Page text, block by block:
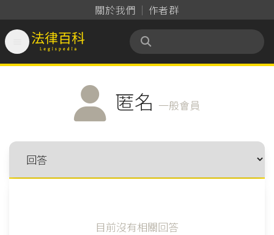
關於我們 作者群
法律百科 Legispedia
匿名 一般會員
目前沒有相關回答